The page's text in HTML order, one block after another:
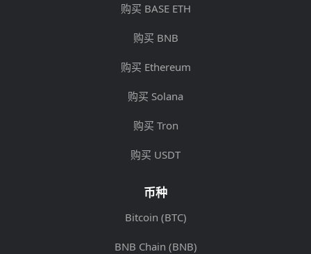
购买 BASE ETH
购买 BNB
购买 Ethereum
购买 Solana
购买 Tron
购买 USDT
币种
Bitcoin (BTC)
BNB Chain (BNB)